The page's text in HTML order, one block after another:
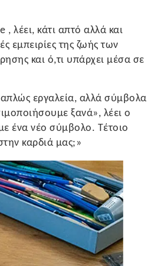
λέει, κάτι απτό αλλά και
εμπειρίες της ζωής των
και ό,τι υπάρχει μέσα σε
απλώς εργαλεία, αλλά σύμβολα
ξανά», λέει ο
ένα νέο σύμβολο. Τέτοιο
καρδιά μας;»